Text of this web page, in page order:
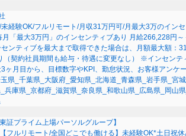
経験OK/フルリモート/月収31万円可/月最大3万のイン
「最大3万円」のインセンティブあり 月給266,228円
ンティブを最大まで取得できた場合は、月額最大額：
契約社員期間も給与・待遇に変更なし） ※インセンテ
ヶ月目から、目標数字やKPI、勤怠状況、お客様アン
県_千葉県_大阪府_愛知県_北海道_青森県_岩手県_
兵庫県_京都府_滋賀県_奈良県_和歌山県_広島県_岡
証プライム上場パーソルグループ】
フルリモート/全国どこでも働ける】未経験OK*土日祝